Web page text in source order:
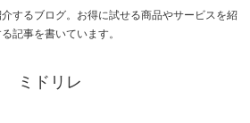
するブログ。お得に試せる商品やサービスを紹
記事を書いています。
ミドリレ